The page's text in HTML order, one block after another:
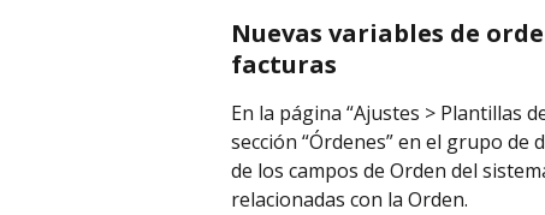
Nuevas variables de
facturas
En la página “Ajustes > Plantillas
sección “Órdenes” en el grupo de
de los campos de Orden del
relacionadas con la Orden.